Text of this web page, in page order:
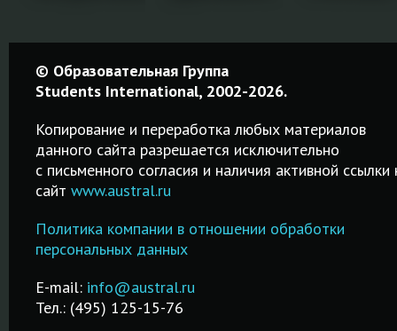
Гостиничный
менеджмент
за
рубежом
Обучение
менеджменту за
рубежом в
специализированных
школах и вузах!
Частные
школы за
рубежом
Среднее
образование в
школах-
пансионах
Австралии и др.
стран!
курсы от 2-х
месяцев!
© Образовательная Группа
Students International, 2002-2026.
Копирование и переработка любых материалов
данного сайта разрешается исключительно
c письменного согласия и наличия активной ссылки
сайт www.austral.ru
Политика компании в отношении обработки
персональных данных
E-mail: info@austral.ru
Тел.: (495) 125-15-76